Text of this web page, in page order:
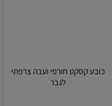
כובע קסקט חורפי ועבה צרפתי
לגבר